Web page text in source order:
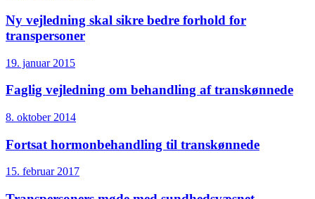
Ny vejledning skal sikre bedre forhold for
transpersoner
19. januar 2015
Faglig vejledning om behandling af transkønnede
8. oktober 2014
Fortsat hormonbehandling til transkønnede
15. februar 2017